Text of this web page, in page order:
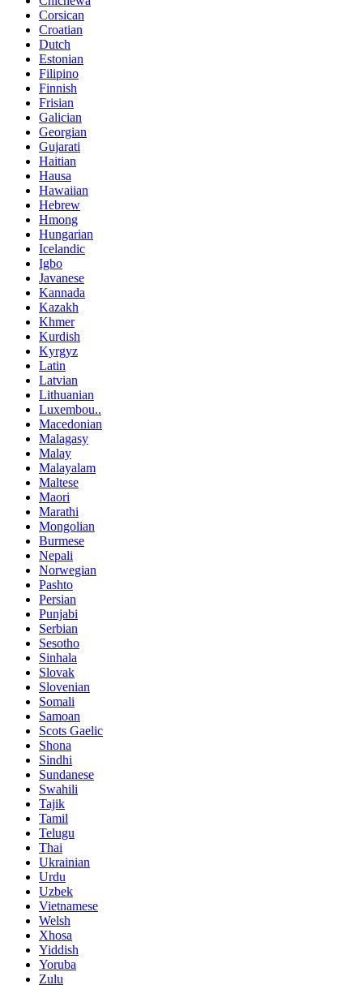
Corsican
Croatian
Dutch
Estonian
Filipino
Finnish
Frisian
Galician
Georgian
Gujarati
Haitian
Hausa
Hawaiian
Hebrew
Hmong
Hungarian
Icelandic
Igbo
Javanese
Kannada
Kazakh
Khmer
Kurdish
Kyrgyz
Latin
Latvian
Lithuanian
Luxembou..
Macedonian
Malagasy
Malay
Malayalam
Maltese
Maori
Marathi
Mongolian
Burmese
Nepali
Norwegian
Pashto
Persian
Punjabi
Serbian
Sesotho
Sinhala
Slovak
Slovenian
Somali
Samoan
Scots Gaelic
Shona
Sindhi
Sundanese
Swahili
Tajik
Tamil
Telugu
Thai
Ukrainian
Urdu
Uzbek
Vietnamese
Welsh
Xhosa
Yiddish
Yoruba
Zulu